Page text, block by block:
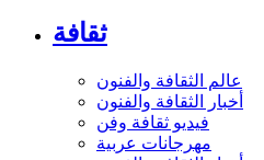
ثقافة
عالم الثقافة والفنون
أخبار الثقافة والفنون
فيديو ثقافة وفن
مهرجانات عربية